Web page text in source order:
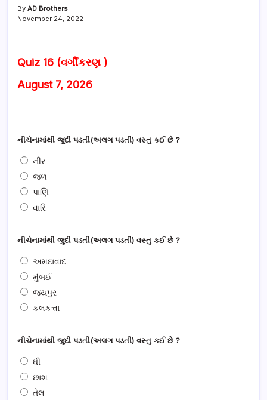
By AD Brothers
November 24, 2022
Quiz 16 (વર્ગીકરણ )
August 7, 2026
નીચેનામાંથી જુદી પડતી(અલગ પડતી) વસ્તુ કઈ છે ?
નીર
જળ
પાણિ
વારિ
નીચેનામાંથી જુદી પડતી(અલગ પડતી) વસ્તુ કઈ છે ?
અમદાવાદ
મુંબઈ
જયપુર
કલકત્તા
નીચેનામાંથી જુદી પડતી(અલગ પડતી) વસ્તુ કઈ છે ?
ઘી
છાશ
તેલ